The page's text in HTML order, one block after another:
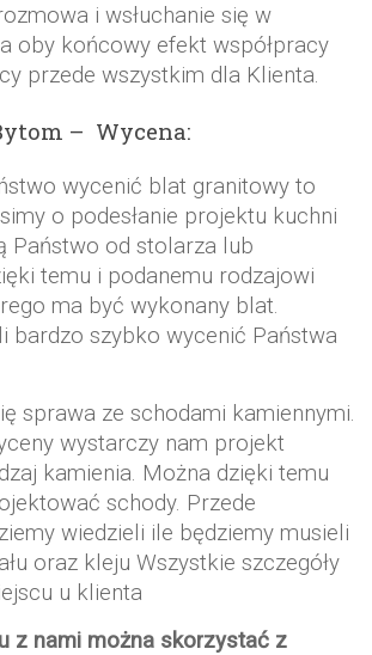
i wsłuchanie się w
oby końcowy efekt współpracy
przede wszystkim dla Klienta.
– Wycena:
wycenić blat granitowy to
o podesłanie projektu kuchni
Państwo od stolarza lub
temu i podanemu rodzajowi
ma być wykonany blat.
bardzo szybko wycenić Państwa
sprawa ze schodami kamiennymi.
wystarczy nam projekt
kamienia. Można dzięki temu
schody. Przede
wiedzieli ile będziemy musieli
oraz kleju Wszystkie szczegóły
u klienta
z nami można skorzystać z